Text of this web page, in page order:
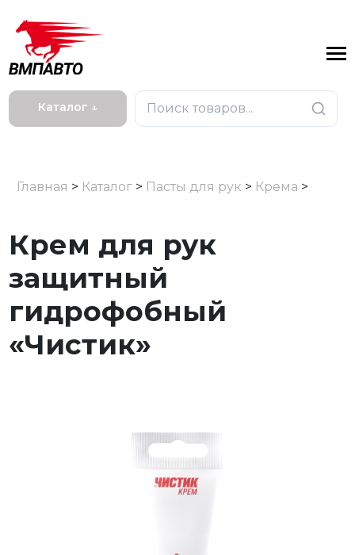
Каталог ↓
Главная > Каталог > Пасты для рук > Крема >
Крем для рук
защитный
гидрофобный
«Чистик»